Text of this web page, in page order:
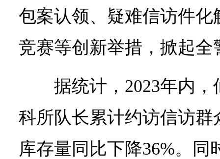
包案认领、疑难信访件化
竞赛等创新举措，掀起全
据统计，2023年内
科所队长累计约访信访群
库存量同比下降36%。同